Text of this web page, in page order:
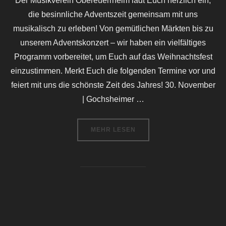
die besinnliche Adventszeit gemeinsam mit uns
musikalisch zu erleben! Von gemütlichen Märkten bis zu
unserem Adventskonzert – wir haben ein vielfältiges
Programm vorbereitet, um Euch auf das Weihnachtsfest
einzustimmen. Merkt Euch die folgenden Termine vor und
feiert mit uns die schönste Zeit des Jahres! 30. November
| Gochsheimer …
MEHR ÜBER „ADVENT MIT DEM
LESEN